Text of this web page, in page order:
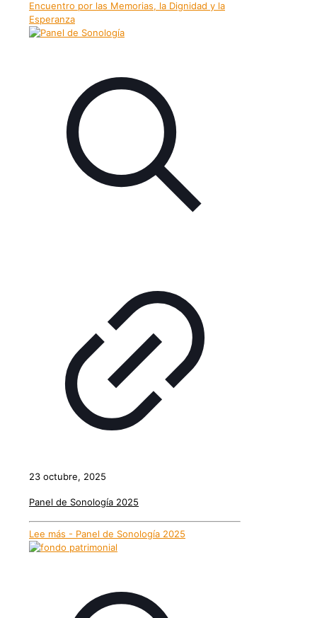
Encuentro por las Memorias, la Dignidad y la
Esperanza
23 octubre, 2025
Panel de Sonología 2025
Lee más - Panel de Sonología 2025